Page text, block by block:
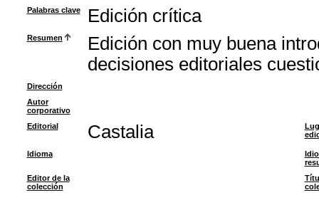
Palabras clave
Edición crítica
Resumen
Edición con muy buena
decisiones editoriales
Dirección
Autor
corporativo
Editorial
Castalia
Idioma
Editor de la
colección